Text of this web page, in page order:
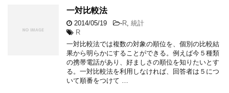
一対比較法
2014/05/19 -R 統計
R
一対比較法では複数の対象の順位を、個別の比較結
果から明らかにすることができる。例えば今５種類
の携帯電話があり、好ましさの順位を知りたいとす
る。一対比較法を利用しなければ、回答者は５につ
いて順番をつけて …